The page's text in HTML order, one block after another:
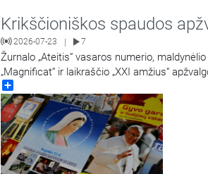
Krikščioniškos spaudos
2026-07-23 | 7
Žurnalo „Ateitis“ vasaros numerio, maldynėlio
„Magnificat“ ir laikraščio „XXI amžius“